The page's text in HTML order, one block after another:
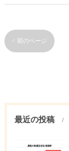
< 前のページ
最近の投稿